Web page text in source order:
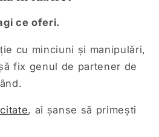
ce oferi.
cu minciuni și manipulări,
fix genul de partener de
, ai șanse să primești